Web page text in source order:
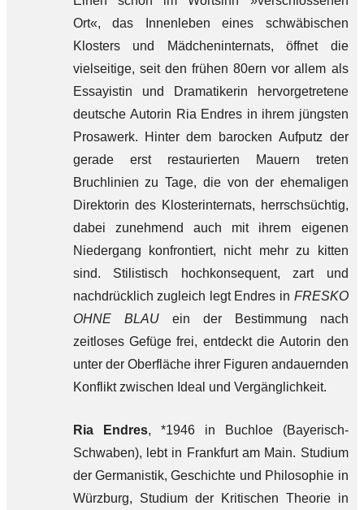
Ort«, das Innenleben eines schwäbischen
Klosters und Mädcheninternats, öffnet die
vielseitige, seit den frühen 80ern vor allem als
Essayistin und Dramatikerin hervorgetretene
deutsche Autorin Ria Endres in ihrem jüngsten
Prosawerk. Hinter dem barocken Aufputz der
gerade erst restaurierten Mauern treten
Bruchlinien zu Tage, die von der ehemaligen
Direktorin des Klosterinternats, herrschsüchtig,
dabei zunehmend auch mit ihrem eigenen
Niedergang konfrontiert, nicht mehr zu kitten
sind. Stilistisch hochkonsequent, zart und
nachdrücklich zugleich legt Endres in FRESKO
OHNE BLAUein der Bestimmung nach
zeitloses Gefüge frei, entdeckt die Autorin den
unter der Oberfläche ihrer Figuren andauernden
Konflikt zwischen Ideal und Vergänglichkeit.
Ria Endres, *1946 in Buchloe (Bayerisch-
Schwaben), lebt in Frankfurt am Main. Studium
der Germanistik, Geschichte und Philosophie in
Würzburg, Studium der Kritischen Theorie in